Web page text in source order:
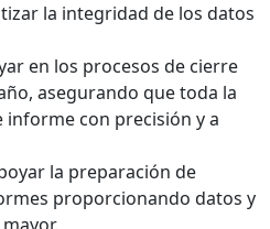
la integridad de los datos
en los procesos de cierre
asegurando que toda la
con precisión y a
la preparación de
proporcionando datos y